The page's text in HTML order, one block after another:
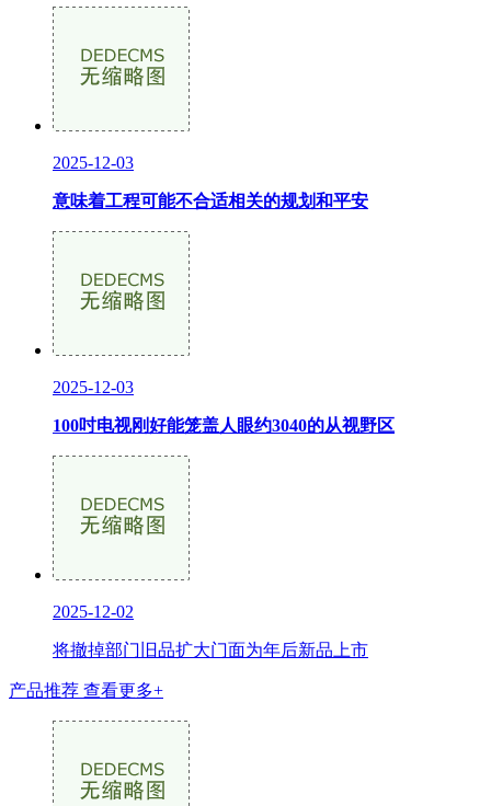
2025-12-03
意味着工程可能不合适相关的规划和平安
2025-12-03
100吋电视刚好能笼盖人眼约3040的从视野区
2025-12-02
将撤掉部门旧品扩大门面为年后新品上市
产品推荐 查看更多+